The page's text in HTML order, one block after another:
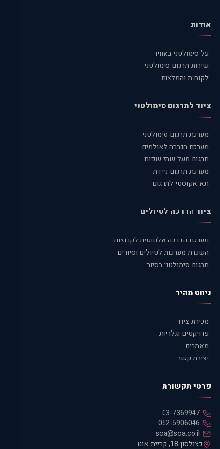
אודות
על סימולטני באוויר
שירות תרגום סימולטני
לקוחות והמלצות
ציוד לתרגום סימולטני
מערכת תרגום סימולטני
מערכת הגברה לאולמים
תרגום מעל שתי שפות
מערכת תרגום ניידת
תא אקוסטי לתרגום
ציוד הדרכה לטיולים
מערכת הדרכה אלחוטית לקבוצות
השכרת מערכות לטיולים וסיורים
תרגום סימולטני בסיור
ניווט מהיר
מכירת ציוד
פרויקטים וגלריות
מאמרים
יצירת קשר
פרטי תקשורת
03-7369947
052-5906046
soa@soa.co.il
כצנלסון 18, קריית אונו